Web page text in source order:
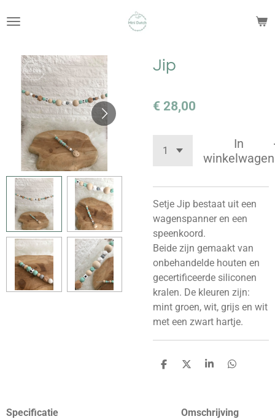
direct
hoofdinhoud
Jip
€ 28,00
In
winkelwagen
Setje Jip bestaat uit een
wagenspanner en een
speenkoord.
Beide zijn gemaakt van
onbehandelde houten en
gecertificeerde siliconen
kralen. De kleuren zijn:
mint groen, wit, grijs en wit
met een zwart hartje.
D
D
S
e
D
n
Specificatie Omschrijving